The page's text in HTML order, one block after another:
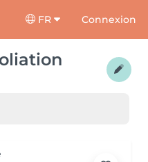
FR Connexion